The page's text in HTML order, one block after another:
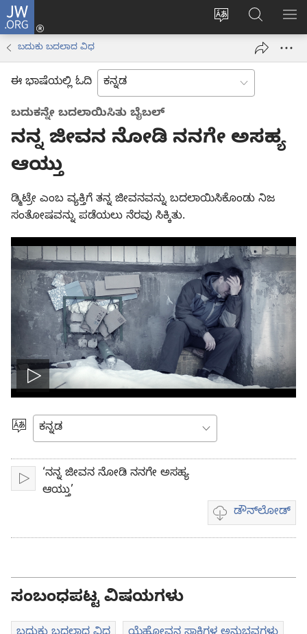
JW.ORG
ವೆಬ್‌ಸೈಟ್‌ನ
ಭಾಷೆಯನ್ನು
ಬದಲಿಸು
ಲಾಗ್
ಇನ್
new
ಹುಡುಕಿ
ಬದುಕು ಬದಲಾದ ವಿಧ
ಈ ಭಾಷೆಯಲ್ಲಿ ಓದಿ
ಬದುಕನ್ನೇ ಬದಲಾಯಿಸಿತು ಬೈಬಲ್‌
ನನ್ನ ಜೀವನ ನೋಡಿ ನನಗೇ ಅಸಹ್ಯ
ಆಯ್ತು
ಡ್ಮಿಟ್ರೇ ಎಂಬ ವ್ಯಕ್ತಿಗೆ ತನ್ನ ಜೀವನವನ್ನು ಬದಲಾಯಿಸಿಕೊಂಡು ನಿಜ
ಸಂತೋಷವನ್ನು ಪಡೆಯಲು ನೆರವು ಸಿಕ್ಕಿತು.
Play
video
ಭಾಷೆಯನ್ನು
ಆರಿಸಿ
ಪ್ಲೇ
‘ನನ್ನ ಜೀವನ ನೋಡಿ ನನಗೇ ಅಸಹ್ಯ
ಆಯ್ತು’
ಡೌನ್‌ಲೋಡ್‌
ವಿಡಿಯೋ
ಡೌನ್‌ಲೋಡ್
ಸಂಬಂಧಪಟ್ಟ ವಿಷಯಗಳು